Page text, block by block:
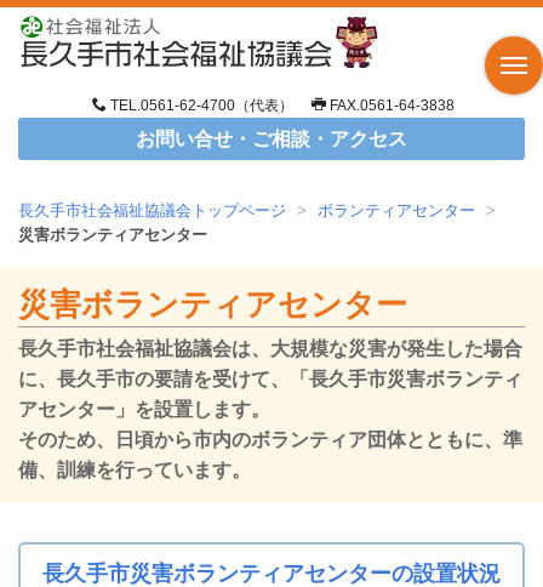
TEL.0561-62-4700（代表） FAX.0561-64-3838
お問い合せ・ご相談・アクセス
長久手市社会福祉協議会トップページ > ボランティアセンター
>
災害ボランティアセンター
災害ボランティアセンター
長久手市社会福祉協議会は、大規模な災害が発生した場合
に、長久手市の要請を受けて、「長久手市災害ボランティ
アセンター」を設置します。
そのため、日頃から市内のボランティア団体とともに、準
備、訓練を行っています。
長久手市災害ボランティアセンターの設置状況